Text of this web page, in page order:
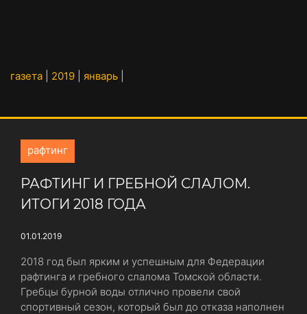
газета 2019 январь
рафтинг
РАФТИНГ И ГРЕБНОЙ СЛАЛОМ.
ИТОГИ 2018 ГОДА
01.01.2019
2018 год был ярким и успешным для Федерации
рафтинга и гребного слалома Томской области.
Гребцы бурной воды отлично провели свой
спортивный сезон, который был до отказа наполнен